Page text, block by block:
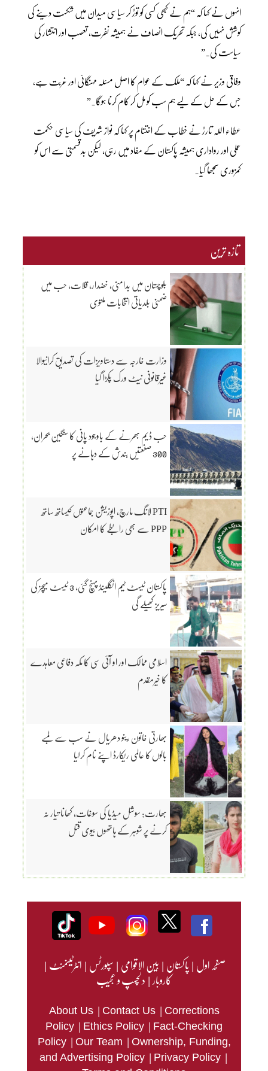
انہوں نے کہا کہ “ہم نے کبھی کسی کو توڑ کر سیاسی میدان میں شکست دینے کی
کوشش نہیں کی، جبکہ تحریک انصاف نے ہمیشہ نفرت، تعصب اور انتشار کی
سیاست کی۔”
وفاقی وزیر نے کہا کہ “ملک کے عوام کا اصل مسئلہ مہنگائی اور غربت ہے،
جس کے حل کے لیے ہم سب کو مل کر کام کرنا ہوگا۔”
عطاء اللہ تارڑ نے خطاب کے اختتام پر کہا کہ نواز شریف کی سیاسی حکمت
عملی اور رواداری ہمیشہ پاکستان کے مفاد میں رہی، لیکن بدقسمتی سے اس کو
کمزوری سمجھا گیا۔
تازہ ترین
بلوچستان میں بدامنی، خضدار، قلات، حب میں
ضمنی بلدیاتی انتخابات ملتوی
وزارت خارجہ سے دستاویزات کی تصدیق کرانیوالا
غیرقانونی نیٹ ورک پکڑا گیا
حب ڈیم بھرنے کے باوجود پانی کا سنگین بحران،
300 صنعتیں بندش کے دہانے پر
PTI لانگ مارچ، اپوزیشن جماعتوں کیساتھ ساتھ
PPP سے بھی رابطے کا امکان
پاکستان ٹیسٹ ٹیم انگلینڈ پہنچ گئی، 3 ٹیسٹ میچز کی
سیریز کھیلے گی
اسلامی ممالک اور او آئی سی کا مکہ دفاعی معاہدے
کا خیرمقدم
بھارتی خاتون رینو دھریال نے سب سے لمبے
بالوں کا عالمی ریکارڈ اپنے نام کرلیا
بھارت: سوشل میڈیا کی سوغات، کھانا تیار نہ
کرنے پر شوہر کے ہاتھوں بیوی قتل
صفحہ اول|پاکستان|بین الاقوامی|سپورٹس|انٹرٹینمنٹ|
کاروبار|دلچسپ و عجیب
About Us | Contact Us | Corrections
Policy | Ethics Policy | Fact-Checking
Policy | Our Team | Ownership, Funding,
and Advertising Policy | Privacy Policy |